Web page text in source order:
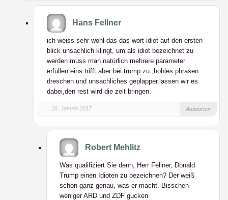
Hans Fellner
ich weiss sehr wohl das das wort idiot auf den ersten
blick unsachlich klingt, um als idiot bezeichnet zu
werden muss man natürlich mehrere parameter
erfüllen.eins trifft aber bei trump zu ;hohles phrasen
dreschen und unsachliches geplapper.lassen wir es
dabei,den rest wird die zeit bringen.
18. Januar 2017 Antworten
Robert Mehlitz
Was qualifiziert Sie denn, Herr Fellner, Donald
Trump einen Idioten zu bezeichnen? Der weiß
schon ganz genau, was er macht. Bisschen
weniger ARD und ZDF gucken.